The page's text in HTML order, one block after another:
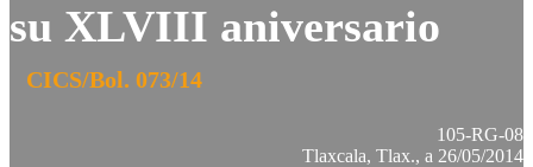
su XLVIII aniversario
CICS/Bol. 073/14
105-RG-08
Tlaxcala, Tlax., a 26/05/2014